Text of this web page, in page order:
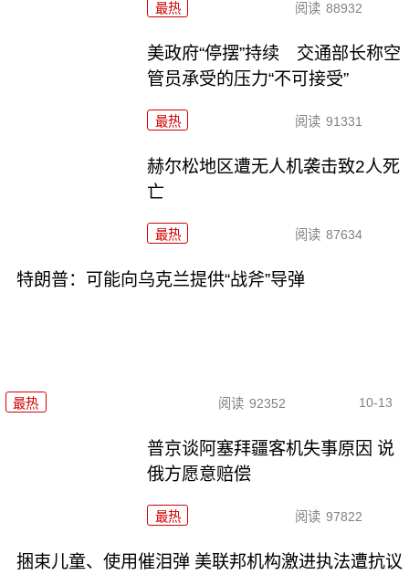
最热 阅读 88932
美政府“停摆”持续 交通部长称空
管员承受的压力“不可接受”
最热 阅读 91331
赫尔松地区遭无人机袭击致2人死
亡
最热 阅读 87634
特朗普：可能向乌克兰提供“战斧”导弹
最热 阅读 92352 10-13
普京谈阿塞拜疆客机失事原因 说
俄方愿意赔偿
最热 阅读 97822
捆束儿童、使用催泪弹 美联邦机构激进执法遭抗议